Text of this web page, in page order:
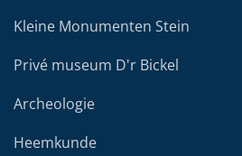
Kleine Monumenten Stein
Privé museum D'r Bickel
Archeologie
Heemkunde